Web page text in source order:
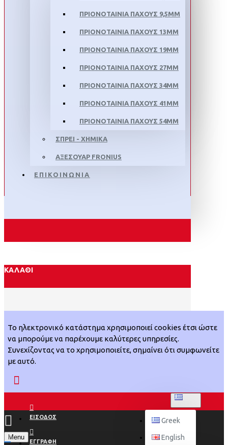
ΠΡΙΟΝΟΤΑΙΝΙΑ ΠΑΧΟΥΣ 9,5MM
ΠΡΙΟΝΟΤΑΙΝΙΑ ΠΑΧΟΥΣ 13MM
ΠΡΙΟΝΟΤΑΙΝΙΑ ΠΑΧΟΥΣ 19MM
ΠΡΙΟΝΟΤΑΙΝΙΑ ΠΑΧΟΥΣ 27MM
ΠΡΙΟΝΟΤΑΙΝΙΑ ΠΑΧΟΥΣ 34MM
ΠΡΙΟΝΟΤΑΙΝΙΑ ΠΑΧΟΥΣ 41MM
ΠΡΙΟΝΟΤΑΙΝΙΑ ΠΑΧΟΥΣ 54MM
ΣΠΡΕΙ - ΧΗΜΙΚΑ
ΑΞΕΣΟΥΑΡ FRONIUS
ΕΠΙΚΟΙΝΩΝΙΑ
ΚΑΛΆΘΙ
Το ηλεκτρονικό κατάστημα χρησιμοποιεί cookies έτσι ώστε
να μπορούμε να παρέχουμε καλύτερες υπηρεσίες.
Συνεχίζοντας να το χρησιμοποιείτε, σημαίνει ότι συμφωνείτε
με αυτό.
ΕΙΣΟΔΟΣ
ΕΓΓΡΑΦΗ
Greek
English
Menu